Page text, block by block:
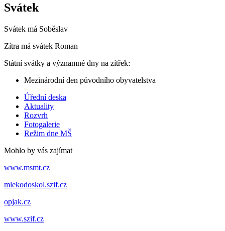
Svátek
Svátek má Soběslav
Zítra má svátek Roman
Státní svátky a významné dny na zítřek:
Mezinárodní den původního obyvatelstva
Úřední deska
Aktuality
Rozvrh
Fotogalerie
Režim dne MŠ
Mohlo by vás zajímat
www.msmt.cz
mlekodoskol.szif.cz
opjak.cz
www.szif.cz